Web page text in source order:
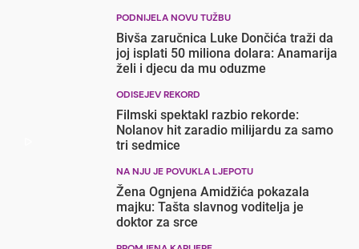
PODNIJELA NOVU TUŽBU
Bivša zaručnica Luke Dončića traži da
joj isplati 50 miliona dolara: Anamarija
želi i djecu da mu oduzme
ODISEJEV REKORD
Filmski spektakl razbio rekorde:
Nolanov hit zaradio milijardu za samo
tri sedmice
NA NJU JE POVUKLA LJEPOTU
Žena Ognjena Amidžića pokazala
majku: Tašta slavnog voditelja je
doktor za srce